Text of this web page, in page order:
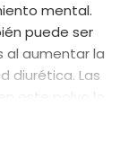
mental.
puede ser
al aumentar la
diurética. Las
este polvo lo